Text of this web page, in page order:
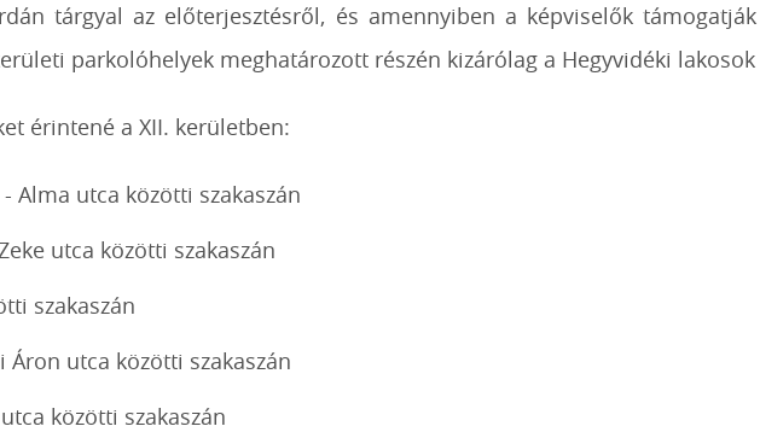
tárgyal az előterjesztésről, és amennyiben a képviselők
parkolóhelyek meghatározott részén kizárólag a Hegyvidéki
érintené a XII. kerületben:
Alma utca közötti szakaszán
utca közötti szakaszán
szakaszán
utca közötti szakaszán
közötti szakaszán